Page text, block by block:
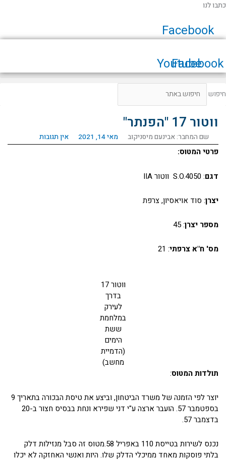
דילוג
כתבו לנו
Facebook
Facebook
Youtube
חיפוש
ווטור 17 "הפנתר"
שם המחבר: אבינעם מיסניקוב מאי 14, 2021 אין תגובות
פרטי המטוס:
דגם: S.O.4050 ווטור IIA
יצרן: סוד אויאסיון, צרפת
מספר יצרן: 45
מס' ח"א צרפתי: 21
ווטור 17
בדרך
לעירק
במלחמת
ששת
הימים
(הדמיית
מחשב)
תולדות המטוס:
יוצר לפי הזמנה של משרד הביטחון, וביצע את טיסת הבכורה בתאריך 9
בספטמבר 57. הועבר ארצה ע"י דני שפירא ונחת בבסיס חצור ב-20
בדצמבר 57.
נכנס לשירות בטייסת 110 באפריל 58.מטוס זה סבל מנזילות דלק
בלתי פוסקות מאחד ממיכלי הדלק שלו. היות ואנשי האחזקה לא יכלו